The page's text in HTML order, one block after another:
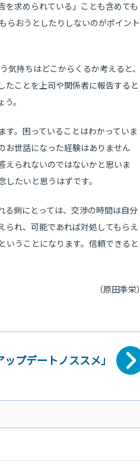
を求められている」ことも含めても
らおうとしたりしないのがポイント
気持ちはどこからくるか考えると、
たことを上司や関係者に報告すると
。
。困っていることはわかっていま
お世話になった経験はありません
えられないのではないかと思いま
たいと思うはずです。
る側にとっては、交渉の時間は自分
られ、可能であれば対処してもらえ
いうことになります。信頼できると
（原田季栄）
プデートノススメ」